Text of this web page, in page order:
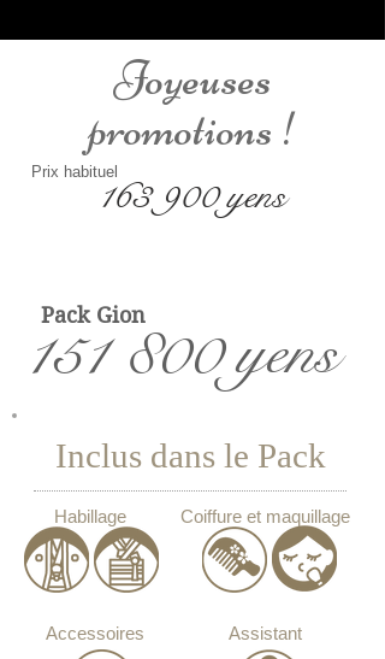
Joyeuses
promotions !
163 900 yens
Prix habituel
Pack Gion
151 800 yens
Inclus dans le Pack
Habillage Coiffure et maquillage
Accessoires Assistant